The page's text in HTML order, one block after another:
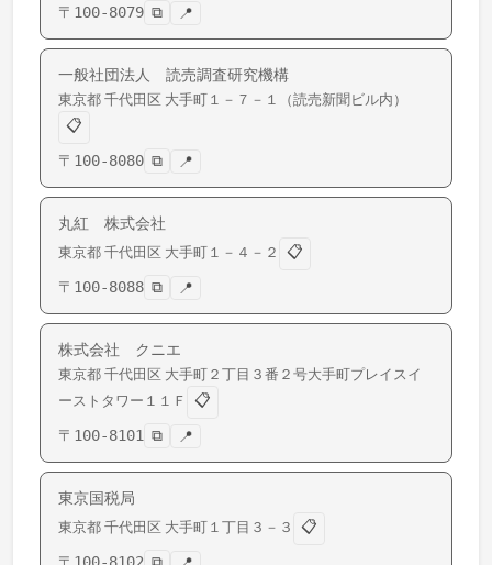
〒 100-8079 ⧉ 📍
一般社団法人 読売調査研究機構
東京都 千代田区 大手町 １－７－１（読売新聞ビル内）
📋
〒 100-8080 ⧉ 📍
丸紅 株式会社
東京都 千代田区 大手町 １－４－２
📋
〒 100-8088 ⧉ 📍
株式会社 クニエ
東京都 千代田区 大手町 ２丁目３番２号大手町プレイスイ
ーストタワー１１Ｆ
📋
〒 100-8101 ⧉ 📍
東京国税局
東京都 千代田区 大手町 １丁目３－３
📋